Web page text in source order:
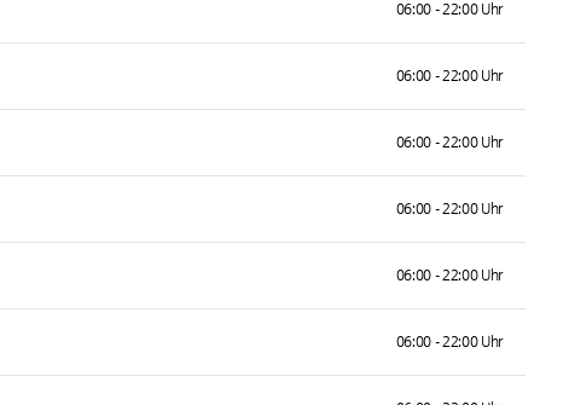
06:00 - 22:00 Uhr
06:00 - 22:00 Uhr
06:00 - 22:00 Uhr
06:00 - 22:00 Uhr
06:00 - 22:00 Uhr
06:00 - 22:00 Uhr